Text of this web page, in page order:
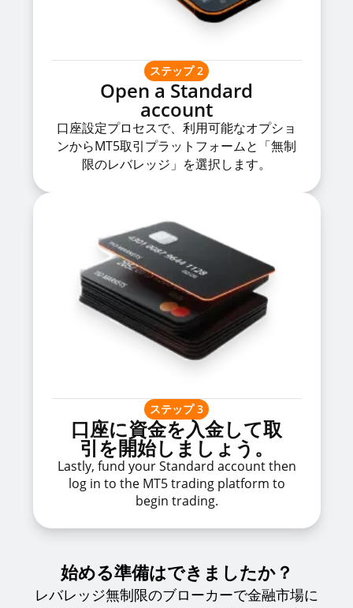
ステップ 2
Open a Standard
account
口座設定プロセスで、利用可能なオプショ
ンからMT5取引プラットフォームと「無制
限のレバレッジ」を選択します。
ステップ 3
口座に資金を入金して取
引を開始しましょう。
Lastly, fund your Standard account then
log in to the MT5 trading platform to
begin trading.
始める準備はできましたか？
レバレッジ無制限のブローカーで金融市場に